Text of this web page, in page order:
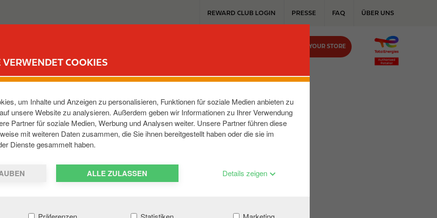
VERWENDET COOKIES
um Inhalte und Anzeigen zu personalisieren, Funktionen für soziale Medien anbieten zu
unsere Website zu analysieren. Außerdem geben wir Informationen zu Ihrer Verwendung
Partner für soziale Medien, Werbung und Analysen weiter. Unsere Partner führen diese
mit weiteren Daten zusammen, die Sie ihnen bereitgestellt haben oder die sie im
Dienste gesammelt haben.
ALLE ZULASSEN Details zeigen
u
REWARD CLUB LOGIN PRESSE FAQ ÜBER UNS
FIND YOUR STORE
AM CHRISTOPHSBUEHL
,95509,DE